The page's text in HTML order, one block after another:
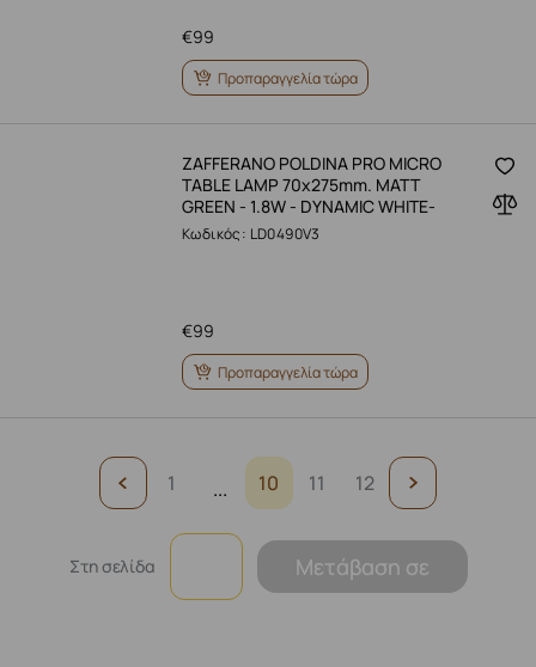
99
€
Προπαραγγελία τώρα
ZAFFERANO POLDINA PRO MICRO
TABLE LAMP 70x275mm. MATT
GREEN - 1.8W - DYNAMIC WHITE-
Κωδικός: LD0490V3
99
€
Προπαραγγελία τώρα
1 ... 10 11 12
Στη σελίδα Μετάβαση σε